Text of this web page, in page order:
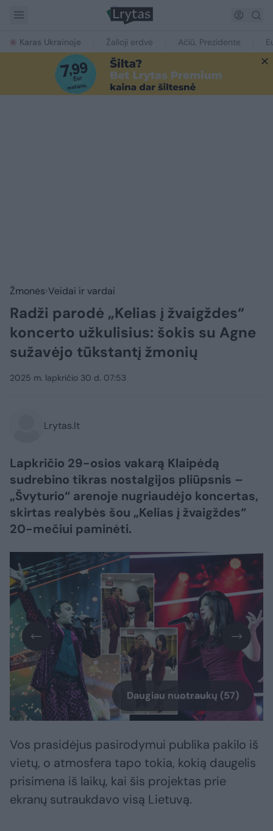
Karas Ukrainoje Žalioji erdvė Ačiū, Prezidente
Žmonės Veidai ir vardai
Radži parodė „Kelias į žvaigždes“
koncerto užkulisius: šokis su Agne
sužavėjo tūkstantį žmonių
2025 m. lapkričio 30 d. 07:53
Lrytas.lt
Lapkričio 29-osios vakarą Klaipėdą
sudrebino tikras nostalgijos pliūpsnis –
„Švyturio“ arenoje nugriaudėjo koncertas,
skirtas realybės šou „Kelias į žvaigždes“
20-mečiui paminėti.
Daugiau nuotraukų (57)
Vos prasidėjus pasirodymui publika pakilo iš
vietų, o atmosfera tapo tokia, kokią daugelis
prisimena iš laikų, kai šis projektas prie
ekranų sutraukdavo visą Lietuvą.